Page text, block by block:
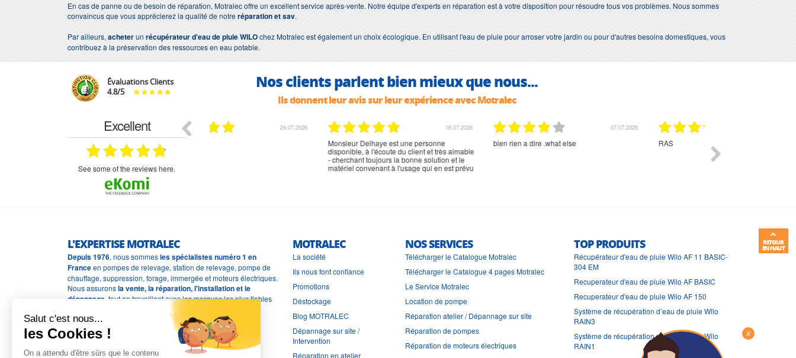
En cas de panne ou de besoin de réparation, Motralec offre un excellent service après-vente. Notre équipe d'experts en réparation est à votre disposition pour résoudre tous vos problèmes. Nous sommes
convaincus que vous apprécierez la qualité de notreréparation et sav.
Par ailleurs,acheterun récupérateur d'eau de pluie WILOchez Motralec est également un choix écologique. En utilisant l'eau de pluie pour arroser votre jardin ou pour d'autres besoins domestiques, vous
contribuez à la préservation des ressources en eau potable.
Évaluations Clients
4.8/5 Nos clients parlent bien mieux que nous...
Ils donnent leur avis sur leur expérience avec Motralec
Excellent
see some of the reviews here.
07.07.2026
bien rien a dire .what else
02.07.2026 02.07.2026
rien à signaler, très content
01.07.2026
Commande et délais parfait
L'EXPERTISE MOTRALEC
Depuis 1976, nous sommesles spécialistes numéro 1 en
Franceen pompes de relevage, station de relevage, pompe de
chauffage, suppression, forage, immergée et moteurs électriques.
Nous assuronsla vente, la réparation, l'installation et le
dépannage , tout en travaillant avec les marques les plus fiables
MOTRALEC
La société
Ils nous font confiance
Promotions
Déstockage
Blog MOTRALEC
Dépannage sur site /
Intervention
Réparation en atelier
NOS SERVICES
Télécharger le Catalogue Motralec
Télécharger le Catalogue 4 pages Motralec
Le Service Motralec
Location de pompe
Réparation atelier / Dépannage sur site
Réparation de pompes
Réparation de moteurs électriques
TOP PRODUITS
Récupérateur d'eau de pluie Wilo AF 11 BASIC-
304 EM
Recuperateur d'eau de pluie Wilo AF BASIC
Recuperateur d'eau de pluie Wilo AF 150
Système de récupération d’eau de pluie Wilo
RAIN3
Système de récupération d’eau de pluie Wilo
RAIN1
X
RETOUR
EN HAUT